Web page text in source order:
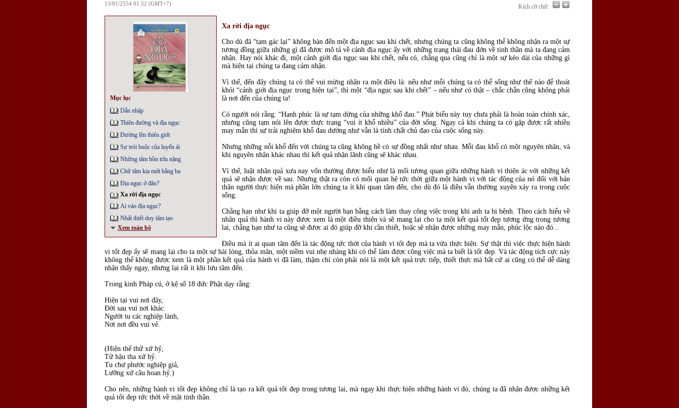
13/01/2554 01:52 (GMT+7) Kích cỡ chữ:
Mục lục
Dẫn nhập
Thiên đường và địa ngục
Đường lên thiên giới
Sự trói buộc của luyến ái
Những tâm hồn trĩu nặng
Chữ tâm kia mới bằng ba
Địa ngục ở đâu?
Xa rời địa ngục
Ai vào địa ngục?
Nhất thiết duy tâm tạo
Xem toàn bộ
Xa rời địa ngục
Cho dù đã “tạm gác lại” không bàn đến một địa ngục sau khi chết, nhưng chúng ta cũng không thể không nhận ra một sự
tương đồng giữa những gì đã được mô tả về cảnh địa ngục ấy với những trạng thái đau đớn về tinh thần mà ta đang cảm
nhận. Hay nói khác đi, một cảnh giới địa ngục sau khi chết, nếu có, chẳng qua cũng chỉ là một sự kéo dài của những gì
mà hiện tại chúng ta đang cảm nhận.
Vì thế, đến đây chúng ta có thể vui mừng nhận ra một điều là: nếu như mỗi chúng ta có thể sống như thế nào để thoát
khỏi “cảnh giới địa ngục trong hiện tại”, thì một “địa ngục sau khi chết” – nếu như có thật – chắc chắn cũng không phải
là nơi đến của chúng ta!
Có người nói rằng: “Hạnh phúc là sự tạm dừng của những khổ đau.” Phát biểu này tuy chưa phải là hoàn toàn chính xác,
nhưng cũng tạm nói lên được thực trạng “vui ít khổ nhiều” của đời sống. Ngay cả khi chúng ta có gặp được rất nhiều
may mắn thì sự trải nghiệm khổ đau dường như vẫn là tính chất chủ đạo của cuộc sống này.
Nhưng những nỗi khổ đến với chúng ta cũng không hề có sự đồng nhất như nhau. Mỗi đau khổ có một nguyên nhân, và
khi nguyên nhân khác nhau thì kết quả nhận lãnh cũng sẽ khác nhau.
Vì thế, luật nhân quả xưa nay vốn thường được hiểu như là mối tương quan giữa những hành vi thiện ác với những kết
quả sẽ nhận được về sau. Nhưng thật ra còn có mối quan hệ tức thời giữa một hành vi với tác động của nó đối với bản
thân người thực hiện mà phần lớn chúng ta ít khi quan tâm đến, cho dù đó là điều vẫn thường xuyên xảy ra trong cuộc
sống.
Chẳng hạn như khi ta giúp đỡ một người bạn bằng cách làm thay công việc trong khi anh ta bị bệnh. Theo cách hiểu về
nhân quả thì hành vi này được xem là một điều thiện và sẽ mang lại cho ta một kết quả tốt đẹp tương ứng trong tương
lai, chẳng hạn như ta cũng sẽ được ai đó giúp đỡ khi cần thiết, hoặc sẽ nhận được những may mắn, phúc lộc nào đó...
Điều mà ít ai quan tâm đến là tác động tức thời của hành vi tốt đẹp mà ta vừa thực hiện. Sự thật thì việc thực hiện hành
vi tốt đẹp ấy sẽ mang lại cho ta một sự hài lòng, thỏa mãn, một niềm vui nhẹ nhàng khi có thể làm được công việc mà ta biết là tốt đẹp. Và tác động tích cực này
không thể không được xem là một phần kết quả của hành vi đã làm, thậm chí còn phải nói là một kết quả trực tiếp, thiết thực mà bất cứ ai cũng có thể dễ dàng
nhận thấy ngay, nhưng lại rất ít khi lưu tâm đến.
Trong kinh Pháp cú, ở kệ số 18 đức Phật dạy rằng:
Hiện tại vui nơi đây,
Đời sau vui nơi khác.
Người tu các nghiệp lành,
Nơi nơi đều vui vẻ.
(Hiện thế thử xứ hỷ,
Tử hậu tha xứ hỷ.
Tu chư phước nghiệp giả,
Lưỡng xứ câu hoan hỷ.)
Cho nên, những hành vi tốt đẹp không chỉ là tạo ra kết quả tốt đẹp trong tương lai, mà ngay khi thực hiện những hành vi đó, chúng ta đã nhận được những kết
quả tốt đẹp tức thời về mặt tinh thần.